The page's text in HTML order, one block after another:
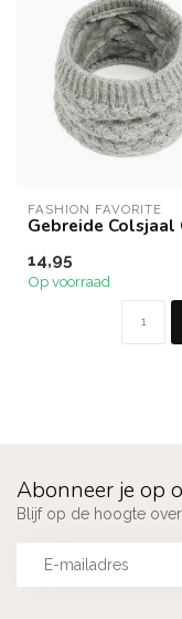
FASHION FAVORITE
Gebreide Colsjaal
14,95
Op voorraad
Abonneer je op
Blijf op de hoogte